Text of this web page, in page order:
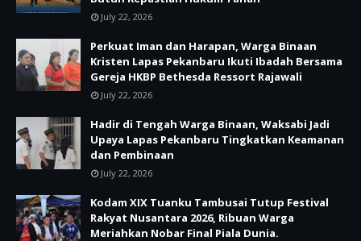
July 22, 2026
Perkuat Iman dan Harapan, Warga Binaan
Kristen Lapas Pekanbaru Ikuti Ibadah Bersama
Gereja HKBP Bethesda Ressort Rajawali
July 22, 2026
Hadir di Tengah Warga Binaan, Waksabi Jadi
Upaya Lapas Pekanbaru Tingkatkan Keamanan
dan Pembinaan
July 22, 2026
Kodam XIX Tuanku Tambusai Tutup Festival
Rakyat Nusantara 2026, Ribuan Warga
Meriahkan Nobar Final Piala Dunia.